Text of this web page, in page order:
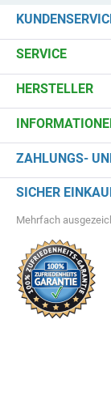
SERVICE
HERSTELLER
ZAHLUNGS-
SICHER
Mehrfach